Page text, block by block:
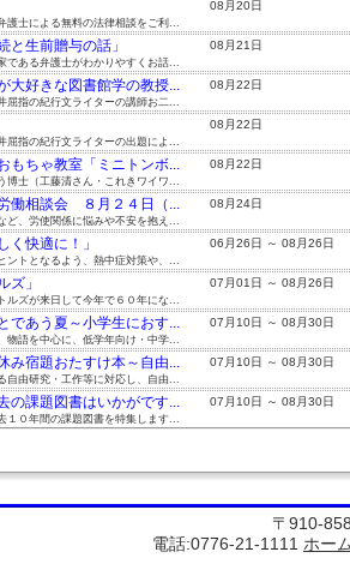
08月20日
士による無料の法律相談をご利...
と生前贈与の話」 08月21日
ある弁護士がわかりやすくお話...
好きな図書館学の教授... 08月22日
指の紀行文ライターの講師お二...
08月22日
指の紀行文ライターの出題によ...
もちゃ教室「ミニトンボ... 08月22日
士（工藤清さん・これきワイワ...
働相談会 ８月２４日（... 08月24日
、労使関係に悩みや不安を抱え...
く快適に！」 06月26日 ～ 08月26日
トとなるよう、熱中症対策や、...
ズ」 07月01日 ～ 08月26日
ルズが来日して今年で６０年にな...
あう夏～小学生におす... 07月10日 ～ 08月30日
語を中心に、低学年向け・中学...
宿題おたすけ本～自由... 07月10日 ～ 08月30日
由研究・工作等に対応し、自由...
課題図書はいかがです... 07月10日 ～ 08月30日
０年間の課題図書を特集します...
〒910-
電話:0776-21-1111 ホー